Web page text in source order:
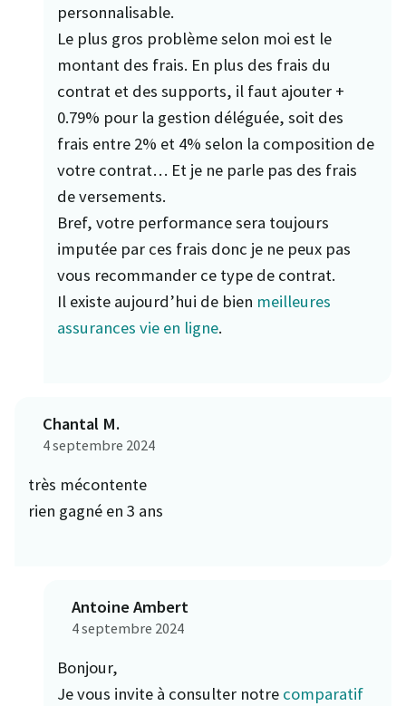
personnalisable.
Le plus gros problème selon moi est le
montant des frais. En plus des frais du
contrat et des supports, il faut ajouter +
0.79% pour la gestion déléguée, soit des
frais entre 2% et 4% selon la composition de
votre contrat… Et je ne parle pas des frais
de versements.
Bref, votre performance sera toujours
imputée par ces frais donc je ne peux pas
vous recommander ce type de contrat.
Il existe aujourd’hui de bien meilleures
assurances vie en ligne.
Chantal M.
4 septembre 2024
très mécontente
rien gagné en 3 ans
Antoine Ambert
4 septembre 2024
Bonjour,
Je vous invite à consulter notre comparatif